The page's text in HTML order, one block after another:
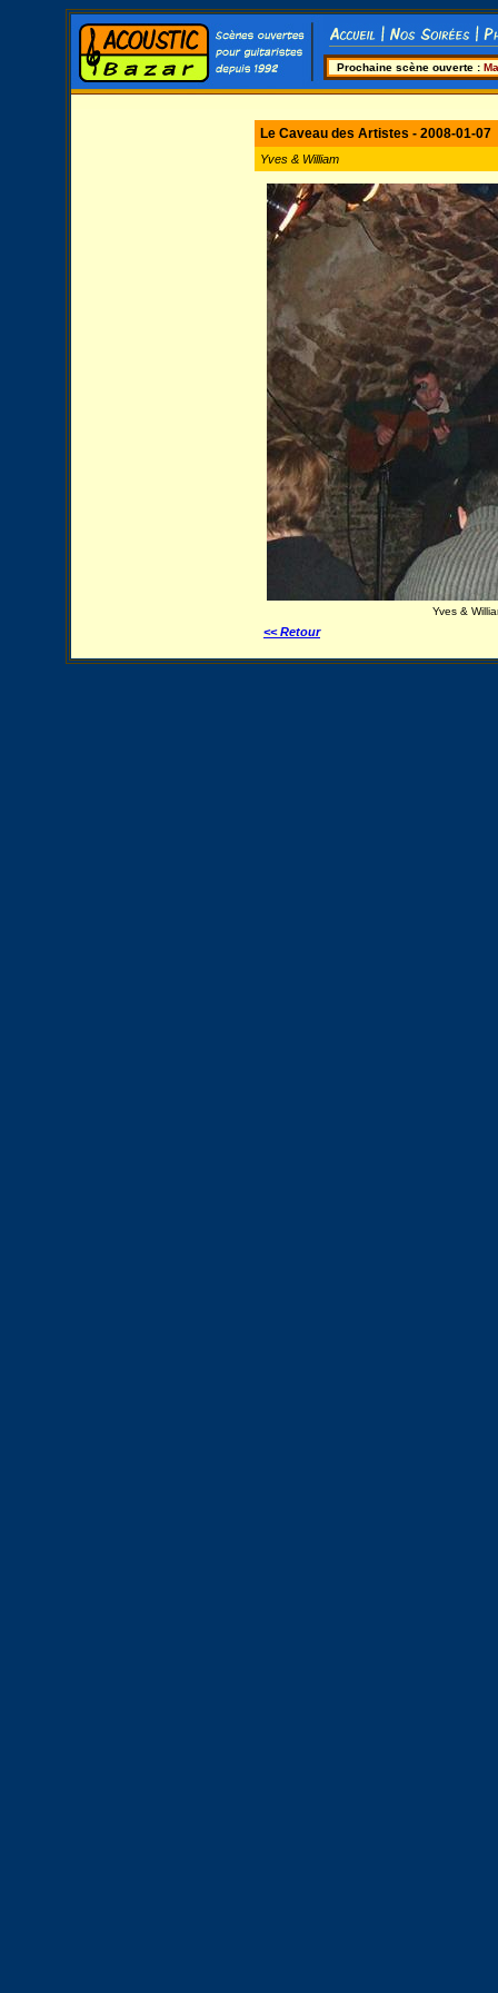
Prochaine scène ouverte :
Le Caveau des Artistes - 2008-01-07
Yves & William
Yves &
<< Retour